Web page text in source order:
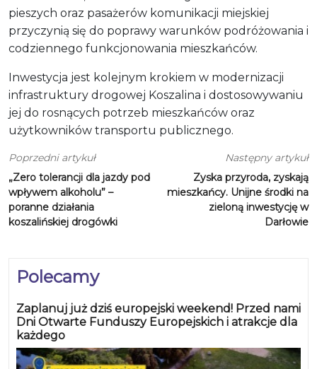
Polecamy
Zaplanuj już dziś europejski weekend! Przed nami
Dni Otwarte Funduszy Europejskich i atrakcje dla
każdego
pieszych oraz pasażerów komunikacji miejskiej
przyczynią się do poprawy warunków podróżowania i
codziennego funkcjonowania mieszkańców.
Inwestycja jest kolejnym krokiem w modernizacji
infrastruktury drogowej Koszalina i dostosowywaniu
jej do rosnących potrzeb mieszkańców oraz
użytkowników transportu publicznego.
Poprzedni artykuł
„Zero tolerancji dla jazdy pod
wpływem alkoholu” –
poranne działania
koszalińskiej drogówki
Następny artykuł
Zyska przyroda, zyskają
mieszkańcy. Unijne środki na
zieloną inwestycję w
Darłowie